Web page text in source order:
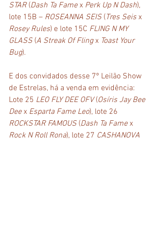
STAR (Dash Ta Fame x Perk Up N Dash),
lote 15B – ROSEANNA SEIS (Tres Seis x
Rosey Rules) e lote 15C FLING N MY
GLASS (A Streak Of Fling x Toast Your
Bug).
E dos convidados desse 7º Leilão Show
de Estrelas, há a venda em evidência:
Lote 25 LEO FLY DEE OFV (Osíris Jay Bee
Dee x Esparta Fame Leo), lote 26
ROCKSTAR FAMOUS (Dash Ta Fame x
Rock N Roll Rona), lote 27 CASHANOVA